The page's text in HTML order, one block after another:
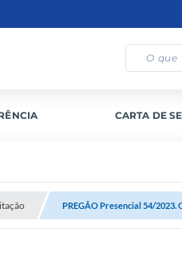
CARTA DE
PREGÃO Presencial 54/2023.